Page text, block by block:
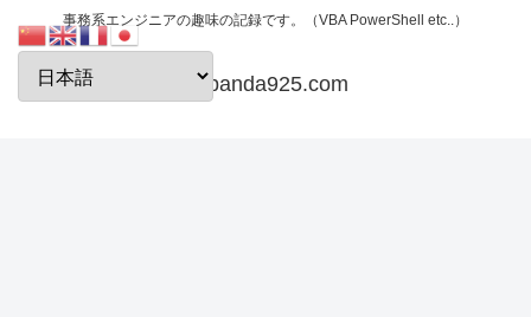
事務系エンジニアの趣味の記録です。（VBA PowerShell etc..）
papanda925.com